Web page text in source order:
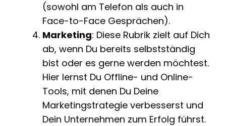
(sowohl am Telefon als auch in
Face-to-Face Gesprächen).
Marketing: Diese Rubrik zielt auf Dich
ab, wenn Du bereits selbstständig
bist oder es gerne werden möchtest.
Hier lernst Du Offline- und Online-
Tools, mit denen Du Deine
Marketingstrategie verbesserst und
Dein Unternehmen zum Erfolg führst.